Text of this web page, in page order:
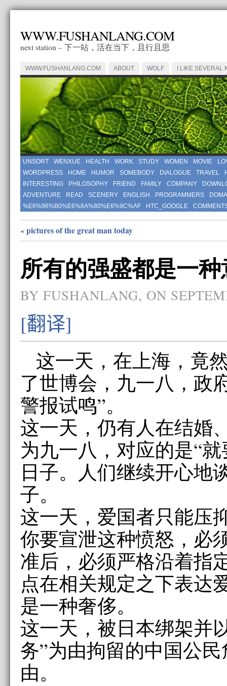
WWW.FUSHANLANG.COM
next station – 下一站，活在当下，且行且思
WWW.FUSHANLANG.COM ABOUT WOLF I LIKE SEVERAL
UNSORT WENXUE HEALTH WORK STUDY WOMEN MOVIE
WORDPRESS
HOME HUMOR SOMEBODY DIALOGUE TRAVEL
INTERESTING
PHILOSOPHY FRIEND FAMILY COMPANY
ADVENTURE
READ SCENERY ENGLISH PROGRAMMERS
%E6%96%B0%E6%8A%80%E6%9C%AF
HTC_GOOGLE
« pictures of the great man today
所有的强盛都是一
BY FUSHANLANG, ON
[翻译]
这一天，在上海，竟
了世博会，九一八，政
警报试鸣”。
这一天，仍有人在结婚
为九一八，对应的是“
日子。人们继续开心地
子。
这一天，爱国者只能压
你要宣泄这种愤怒，必
准后，必须严格沿着指
点在相关规定之下表达
是一种奢侈。
这一天，被日本绑架并
务”为由拘留的中国公
由。